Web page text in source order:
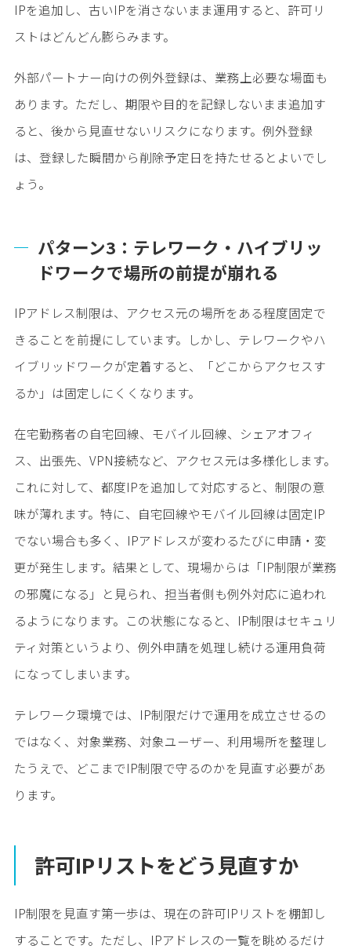
IPを追加し、古いIPを消さないまま運用すると、許可リ
ストはどんどん膨らみます。
外部パートナー向けの例外登録は、業務上必要な場面も
あります。ただし、期限や目的を記録しないまま追加す
ると、後から見直せないリスクになります。例外登録
は、登録した瞬間から削除予定日を持たせるとよいでし
ょう。
パターン3：テレワーク・ハイブリッ
ドワークで場所の前提が崩れる
IPアドレス制限は、アクセス元の場所をある程度固定で
きることを前提にしています。しかし、テレワークやハ
イブリッドワークが定着すると、「どこからアクセスす
るか」は固定しにくくなります。
在宅勤務者の自宅回線、モバイル回線、シェアオフィ
ス、出張先、VPN接続など、アクセス元は多様化します。
これに対して、都度IPを追加して対応すると、制限の意
味が薄れます。特に、自宅回線やモバイル回線は固定IP
でない場合も多く、IPアドレスが変わるたびに申請・変
更が発生します。結果として、現場からは「IP制限が業務
の邪魔になる」と見られ、担当者側も例外対応に追われ
るようになります。この状態になると、IP制限はセキュリ
ティ対策というより、例外申請を処理し続ける運用負荷
になってしまいます。
テレワーク環境では、IP制限だけで運用を成立させるの
ではなく、対象業務、対象ユーザー、利用場所を整理し
たうえで、どこまでIP制限で守るのかを見直す必要があ
ります。
許可IPリストをどう見直すか
IP制限を見直す第一歩は、現在の許可IPリストを棚卸し
することです。ただし、IPアドレスの一覧を眺めるだけ